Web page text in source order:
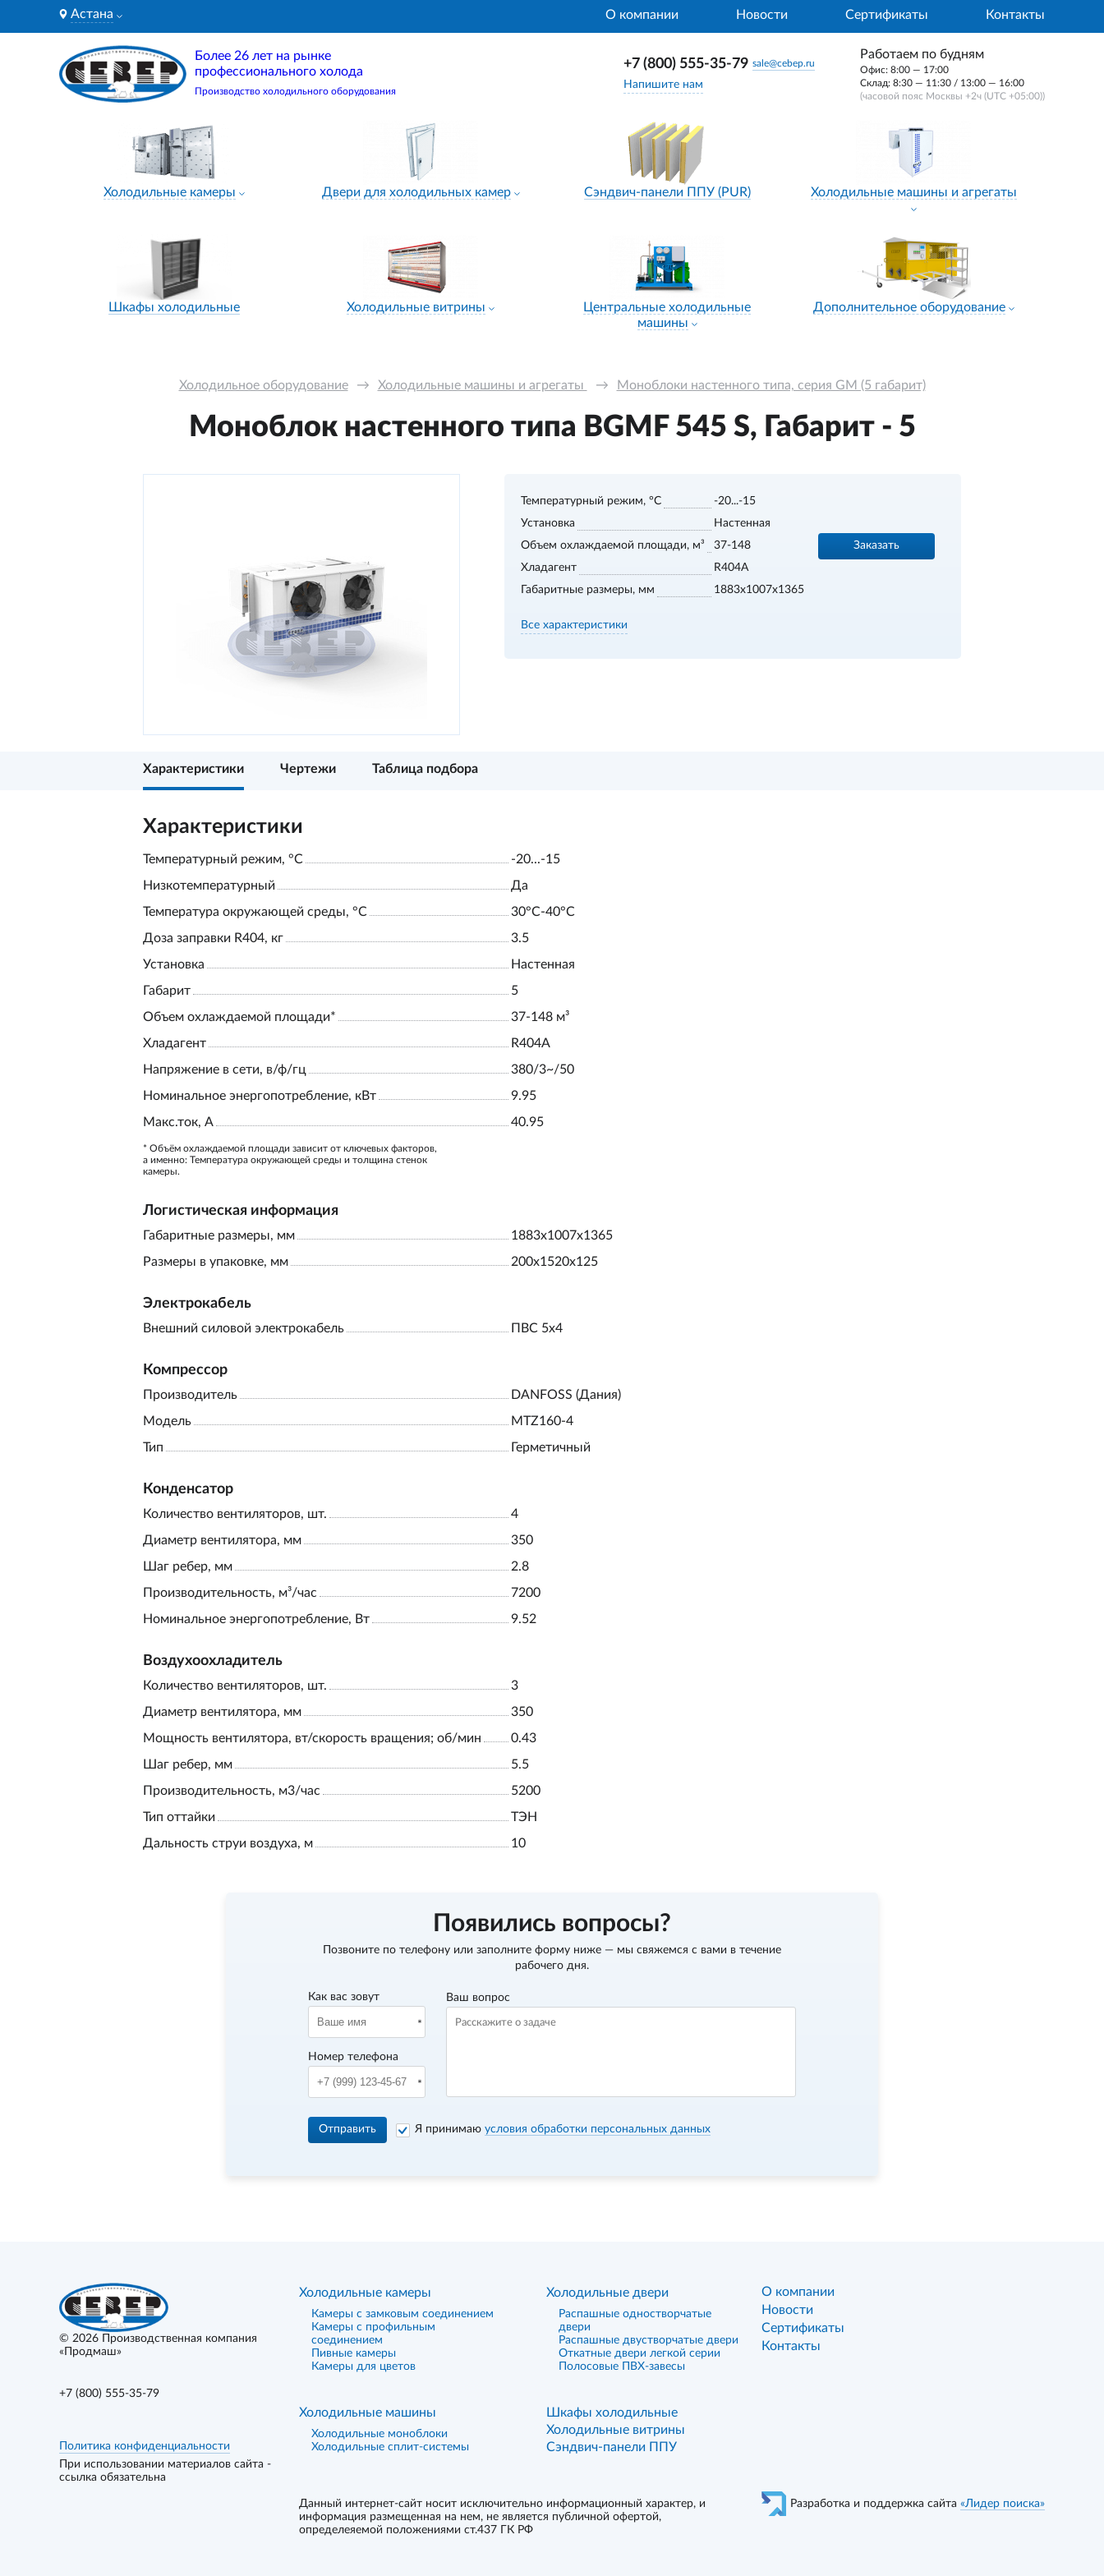
Астана О компании Новости Сертификаты Контакты
Более 26 лет на рынке
профессионального холода
Производство холодильного оборудования
+7 (800) 555-35-79 sale@cebep.ru
Напишите нам
Работаем по будням
Офис: 8:00 — 17:00
Склад: 8:30 — 11:30 / 13:00 — 16:00
(часовой пояс Москвы +2ч (UTC +05:00))
Холодильные камеры Двери для холодильных камер Сэндвич-панели ППУ (PUR) Холодильные машины и агрегаты
Шкафы холодильные Холодильные витрины
Центральные холодильные
машины
Дополнительное оборудование
Холодильное оборудование → Холодильные машины и агрегаты → Моноблоки настенного типа, серия GM (5 габарит)
Моноблок настенного типа BGМF 545 S, Габарит - 5
Температурный режим, °С
-20...-15
Установка
Настенная
Объем охлаждаемой площади, м³
37-148
Хладагент
R404A
Габаритные размеры, мм
1883х1007х1365
Заказать
Все характеристики
Характеристики Чертежи Таблица подбора
Характеристики
Температурный режим, °С
-20...-15
Низкотемпературный
Да
Температура окружающей среды, °С
30°С-40°С
Доза заправки R404, кг
3.5
Установка
Настенная
Габарит
5
Объем охлаждаемой площади*
37-148 м³
Хладагент
R404A
Напряжение в сети, в/ф/гц
380/3~/50
Номинальное энергопотребление, кВт
9.95
Макс.ток, А
40.95
* Объём охлаждаемой площади зависит от ключевых факторов,
а именно: Температура окружающей среды и толщина стенок
камеры.
Логистическая информация
Габаритные размеры, мм
1883х1007х1365
Размеры в упаковке, мм
200х1520х125
Электрокабель
Внешний силовой электрокабель ПВС 5х4
Компрессор
Производитель
DANFOSS (Дания)
Модель
MTZ160-4
Тип
Герметичный
Конденсатор
Количество вентиляторов, шт.
4
Диаметр вентилятора, мм
350
Шаг ребер, мм
2.8
Производительность, м³/час
7200
Номинальное энергопотребление, Вт
9.52
Воздухоохладитель
Количество вентиляторов, шт.
3
Диаметр вентилятора, мм
350
Мощность вентилятора, вт/скорость вращения; об/мин
0.43
Шаг ребер, мм
5.5
Производительность, м3/час
5200
Тип оттайки
ТЭН
Дальность струи воздуха, м
10
Появились вопросы?
Позвоните по телефону или заполните форму ниже — мы свяжемся с вами в течение
рабочего дня.
Как вас зовут
Номер телефона
Ваш вопрос
Отправить Я принимаю условия обработки персональных данных
© 2026
Производственная компания
«Продмаш»
+7 (800) 555-35-79
Политика конфиденциальности
При использовании материалов сайта -
ссылка обязательна
Холодильные камеры
Камеры с замковым соединением
Камеры с профильным
соединением
Пивные камеры
Камеры для цветов
Холодильные двери
Распашные одностворчатые
двери
Распашные двустворчатые двери
Откатные двери легкой серии
Полосовые ПВХ-завесы
Холодильные машины
Холодильные моноблоки
Холодильные сплит-системы
Шкафы холодильные
Холодильные витрины
Сэндвич-панели ППУ
Данный интернет-сайт носит исключительно информационный характер, и
информация размещенная на нем, не является публичной офертой,
определеяемой положениями ст.437 ГК РФ
О компании
Новости
Сертификаты
Контакты
Разработка и поддержка сайта «Лидер поиска»